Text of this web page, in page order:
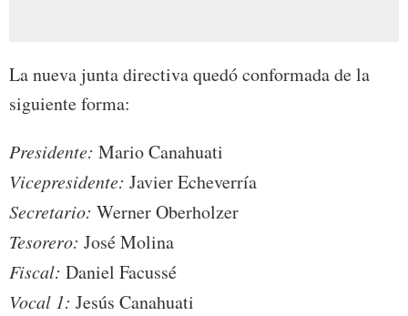
La nueva junta directiva quedó conformada de la
siguiente forma:
Presidente: Mario Canahuati
Vicepresidente: Javier Echeverría
Secretario: Werner Oberholzer
Tesorero: José Molina
Fiscal: Daniel Facussé
Vocal 1: Jesús Canahuati